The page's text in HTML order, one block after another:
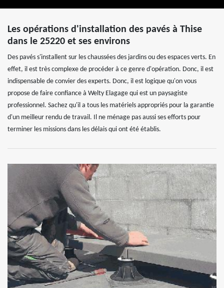
Les opérations d'installation des pavés à Thise
dans le 25220 et ses environs
Des pavés s'installent sur les chaussées des jardins ou des espaces verts. En
effet, il est très complexe de procéder à ce genre d'opération. Donc, il est
indispensable de convier des experts. Donc, il est logique qu'on vous
propose de faire confiance à Welty Elagage qui est un paysagiste
professionnel. Sachez qu'il a tous les matériels appropriés pour la garantie
d'un meilleur rendu de travail. Il ne ménage pas aussi ses efforts pour
terminer les missions dans les délais qui ont été établis.